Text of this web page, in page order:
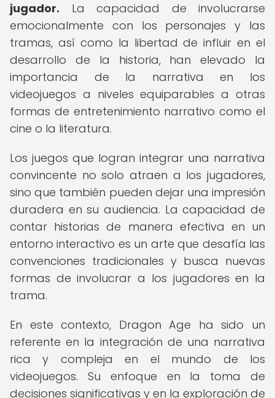
jugador. La capacidad de involucrarse
emocionalmente con los personajes y las
tramas, así como la libertad de influir en el
desarrollo de la historia, han elevado la
importancia de la narrativa en los
videojuegos a niveles equiparables a otras
formas de entretenimiento narrativo como el
cine o la literatura.
Los juegos que logran integrar una narrativa
convincente no solo atraen a los jugadores,
sino que también pueden dejar una impresión
duradera en su audiencia. La capacidad de
contar historias de manera efectiva en un
entorno interactivo es un arte que desafía las
convenciones tradicionales y busca nuevas
formas de involucrar a los jugadores en la
trama.
En este contexto, Dragon Age ha sido un
referente en la integración de una narrativa
rica y compleja en el mundo de los
videojuegos. Su enfoque en la toma de
decisiones significativas y en la exploración de